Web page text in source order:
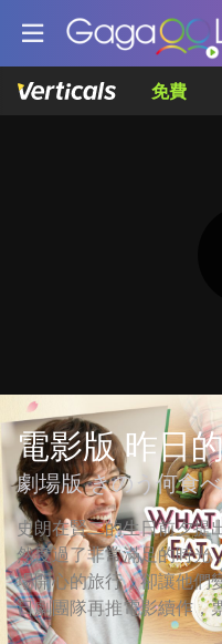
免費
電影版 昨日
劇場版 きのう何食
史朗在賢二的生日前夕提
然度過了非常滿足的時光
場開心的旅行，卻讓他
日劇團隊再推電影續作，